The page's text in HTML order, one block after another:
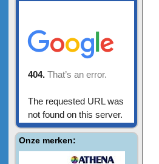
Onze merken: